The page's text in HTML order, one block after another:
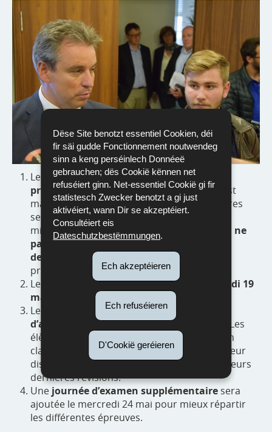
Dëse Site benotzt essentiel Cookien, déi
fir säi gudde Fonctionnement noutwendeg
sinn a keng perséinlech Donnéeë
gebrauchen; dës Cookië kënnen net
refuséiert ginn. Net-essentiel Cookië gi fir
statistesch Zwecker benotzt a gi just
aktivéiert, wann Dir se akzeptéiert.
Consultéiert eis
Dateschutzbestëmmungen.
Ech akzeptéieren
Ech refuséieren
D'Cookië geréieren
Le calendrier desépreuves orales sans
préparation, tel qu’initialement proposé, est
maintenu. Elles auront lieu les deux premières
semaines après les vacances de Pâques. Le
ministère invitera les directions des lycées à ne
pas organiser pendant cette période des
devoirs en classe
qui nécessiteraient une
préparation spécifique.
Le dernier jour de classe aura lieu le
vendredi 19
mai.
Les
22 et 23 mai seront des journées
d’approfondissement et de consultation
. Les
élèves ne seront pas obligés de se rendre en
classe, mais les enseignants se tiendront à leur
disposition, dans les lycées, pour encadrer leurs
dernières révisions.
Une journée d’examen supplémentaire sera
ajoutée le mercredi 24 mai pour mieux répartir
les différentes épreuves.